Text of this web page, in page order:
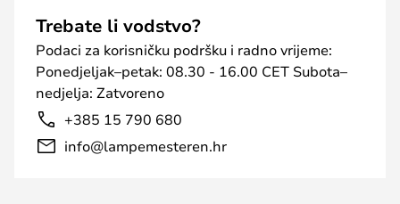
Trebate li vodstvo?
Podaci za korisničku podršku i radno vrijeme:
Ponedjeljak–petak: 08.30 - 16.00 CET Subota–
nedjelja: Zatvoreno
+385 15 790 680
info@lampemesteren.hr